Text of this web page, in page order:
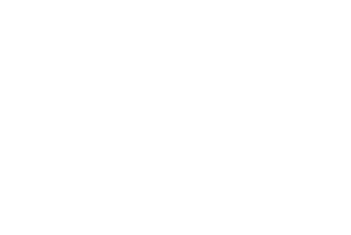
novedades del mercado de La Liga